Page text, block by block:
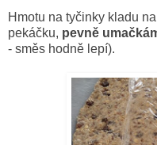
Hmotu na tyčinky kladu
pekáčku, pevně
- směs hodně lepí).